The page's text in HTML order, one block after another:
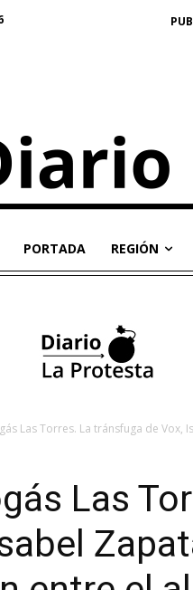
PORTADA REGIÓN
Las Torres. La tránsfuga de Vox,
Las